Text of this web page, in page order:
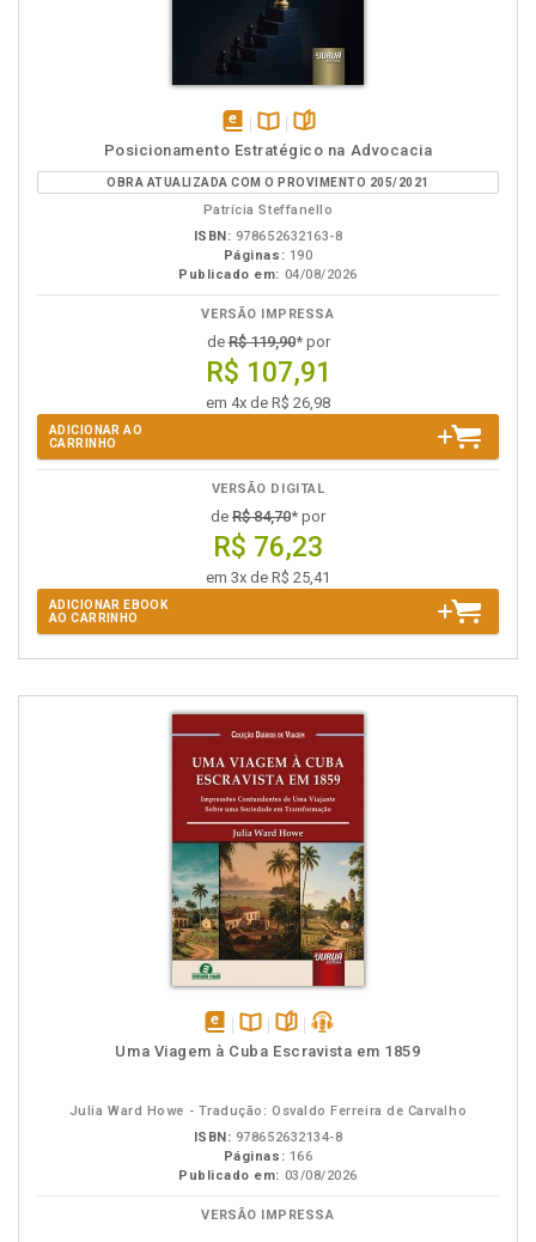
disponível
em
eBook
Disponível
na
B.V.
páginas
Posicionamento Estratégico na Advocacia
OBRA ATUALIZADA COM O PROVIMENTO 205/2021
Patrícia Steffanello
ISBN: 978652632163-8
Páginas: 190
Publicado em: 04/08/2026
VERSÃO IMPRESSA
deR$ 119,90* por
R$ 107,91
em 4x de R$ 26,98
ADICIONAR AO
CARRINHO
VERSÃO DIGITAL
de R$ 84,70* por
R$ 76,23
em 3x de R$ 25,41
ADICIONAR EBOOK
AO CARRINHO
disponívelDisponível
páginaspodcast
Uma Viagem à Cuba Escravista em 1859
Julia Ward Howe - Tradução: Osvaldo Ferreira de Carvalho
ISBN: 978652632134-8
Páginas: 166
Publicado em: 03/08/2026
VERSÃO IMPRESSA